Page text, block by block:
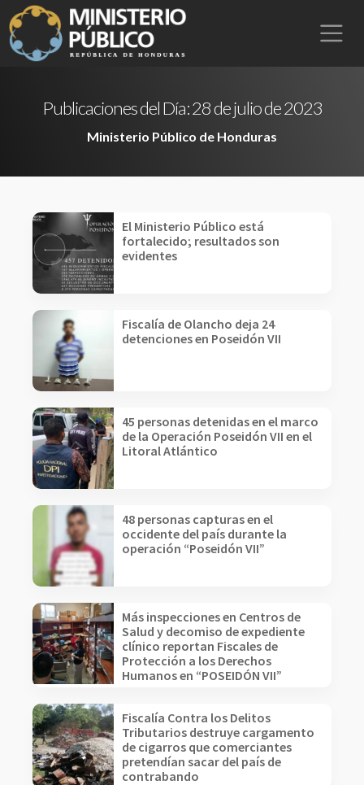
Publicaciones del Día:28 de julio de 2023
Ministerio Público de Honduras
El Ministerio Público está
fortalecido; resultados son
evidentes
Fiscalía de Olancho deja 24
detenciones en Poseidón VII
45 personas detenidas en el marco
de la Operación Poseidón VII en el
Litoral Atlántico
48 personas capturas en el
occidente del país durante la
operación “Poseidón VII”
Más inspecciones en Centros de
Salud y decomiso de expediente
clínico reportan Fiscales de
Protección a los Derechos
Humanos en “POSEIDÓN VII”
Fiscalía Contra los Delitos
Tributarios destruye cargamento
de cigarros que comerciantes
pretendían sacar del país de
contrabando